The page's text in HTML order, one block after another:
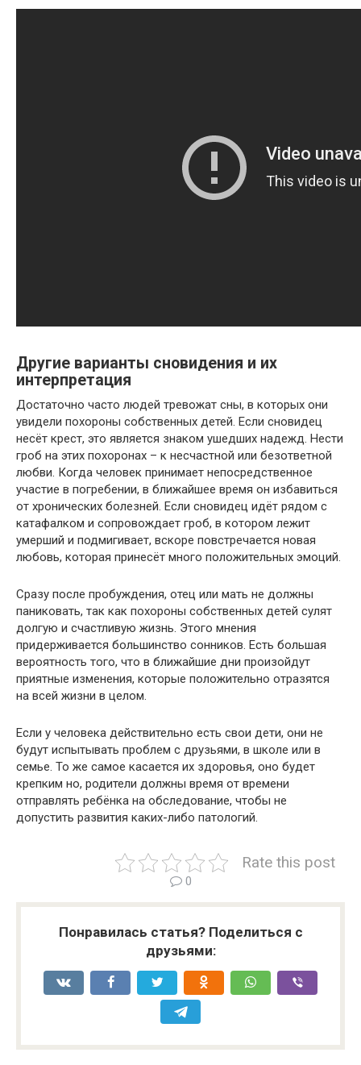
Другие варианты сновидения и их
интерпретация
Достаточно часто людей тревожат сны, в которых они
увидели похороны собственных детей. Если сновидец
несёт крест, это является знаком ушедших надежд. Нести
гроб на этих похоронах – к несчастной или безответной
любви. Когда человек принимает непосредственное
участие в погребении, в ближайшее время он избавиться
от хронических болезней. Если сновидец идёт рядом с
катафалком и сопровождает гроб, в котором лежит
умерший и подмигивает, вскоре повстречается новая
любовь, которая принесёт много положительных эмоций.
Сразу после пробуждения, отец или мать не должны
паниковать, так как похороны собственных детей сулят
долгую и счастливую жизнь. Этого мнения
придерживается большинство сонников. Есть большая
вероятность того, что в ближайшие дни произойдут
приятные изменения, которые положительно отразятся
на всей жизни в целом.
Если у человека действительно есть свои дети, они не
будут испытывать проблем с друзьями, в школе или в
семье. То же самое касается их здоровья, оно будет
крепким но, родители должны время от времени
отправлять ребёнка на обследование, чтобы не
допустить развития каких-либо патологий.
Rate this post
0
Понравилась статья? Поделиться с
друзьями: